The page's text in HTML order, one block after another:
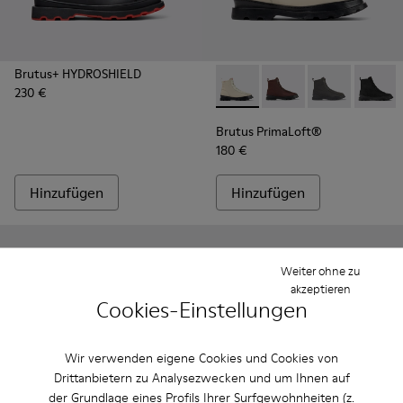
Cookies-Einstellungen
Wir verwenden eigene Cookies und Cookies von
Drittanbietern zu Analysezwecken und um Ihnen auf
der Grundlage eines Profils Ihrer Surfgewohnheiten (z.
Weiter ohne zu
akzeptieren
Brutus+ HYDROSHIELD
230 €
Hinzufügen
Brutus PrimaLoft® -
Brutus PrimaLoft® -
Brutus
Brutus PrimaLoft®
180 €
Hinzufügen